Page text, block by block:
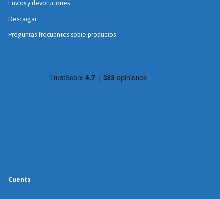
Envíos y devoluciones
Descargar
Preguntas frecuentes sobre productos
Cuenta